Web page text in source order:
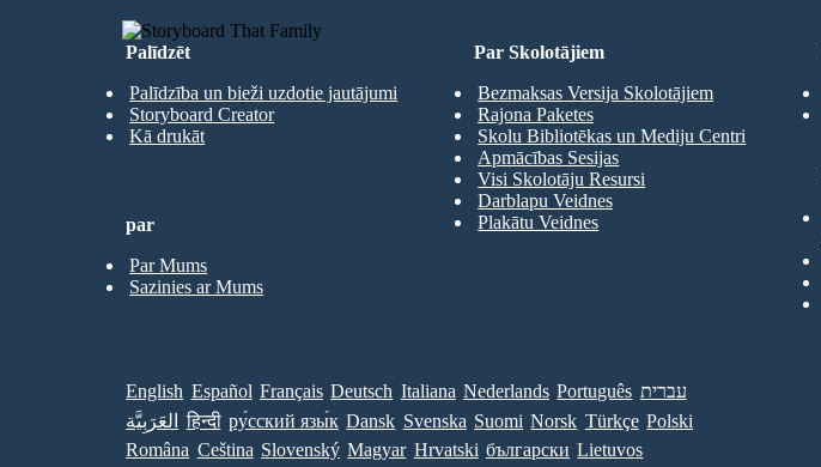
Palīdzēt
Palīdzība un bieži uzdotie jautājumi
Storyboard Creator
Kā drukāt
Par Skolotājiem
Bezmaksas Versija Skolotājiem
Rajona Paketes
Skolu Bibliotēkas un Mediju Centri
Apmācības Sesijas
Visi Skolotāju Resursi
Darblapu Veidnes
Plakātu Veidnes
par
Par Mums
Sazinies ar Mums
English Español Français Deutsch Italiana Nederlands Português עברית
العَرَبِيَّة
हिन्दी ру́сский язы́к Dansk Svenska Suomi Norsk Türkçe Polski
Româna Ceština Slovenský Magyar Hrvatski български Lietuvos